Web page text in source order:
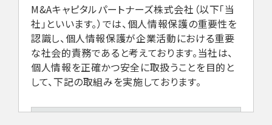
M&Aキャピタルパートナーズ株式会社（以下「当
社」といいます。）では、個人情報保護の重要性を
認識し、個人情報保護が企業活動における重要
な社会的責務であると考えております。当社は、
個人情報を正確かつ安全に取扱うことを目的と
して、下記の取組みを実施しております。